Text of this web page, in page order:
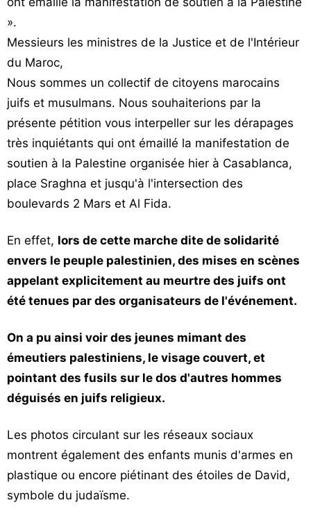
».
Messieurs les ministres de la Justice et de l'Intérieur
du Maroc,
Nous sommes un collectif de citoyens marocains
juifs et musulmans. Nous souhaiterions par la
présente pétition vous interpeller sur les dérapages
très inquiétants qui ont émaillé la manifestation de
soutien à la Palestine organisée hier à Casablanca,
place Sraghna et jusqu'à l'intersection des
boulevards 2 Mars et Al Fida.
En effet, lors de cette marche dite de solidarité
envers le peuple palestinien, des mises en scènes
appelant explicitement au meurtre des juifs ont
été tenues par des organisateurs de l'événement.
On a pu ainsi voir des jeunes mimant des
émeutiers palestiniens, le visage couvert, et
pointant des fusils sur le dos d'autres hommes
déguisés en juifs religieux.
Les photos circulant sur les réseaux sociaux
montrent également des enfants munis d'armes en
plastique ou encore piétinant des étoiles de David,
symbole du judaïsme.